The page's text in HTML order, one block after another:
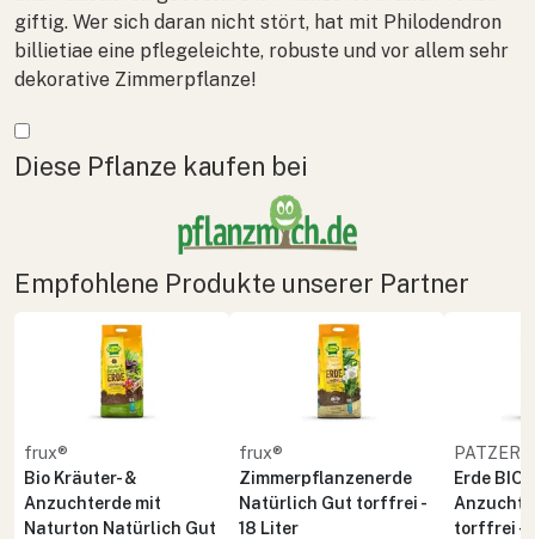
giftig. Wer sich daran nicht stört, hat mit Philodendron
billietiae eine pflegeleichte, robuste und vor allem sehr
dekorative Zimmerpflanze!
Mehr anzeigen
Diese Pflanze kaufen bei
Empfohlene Produkte unserer Partner
frux®
Bio Kräuter- &
Anzuchterde mit
Naturton Natürlich Gut
frux®
Zimmerpflanzenerde
Natürlich Gut torffrei -
18 Liter
PATZER
Erde
Anzucht
torffrei -